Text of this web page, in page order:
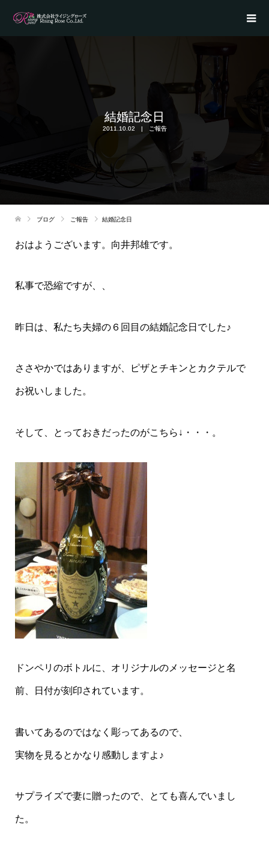
結婚記念日
2011.10.02 ご報告
ブログ ご報告 結婚記念日
おはようございます。向井邦雄です。
私事で恐縮ですが、、
昨日は、私たち夫婦の６回目の結婚記念日でした♪
ささやかではありますが、ピザとチキンとカクテルで
お祝いしました。
そして、とっておきだったのがこちら↓・・・。
ドンペリのボトルに、オリジナルのメッセージと名
前、日付が刻印されています。
書いてあるのではなく彫ってあるので、
実物を見るとかなり感動しますよ♪
サプライズで妻に贈ったので、とても喜んでいまし
た。